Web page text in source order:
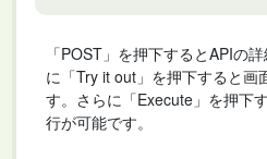
「POST」を押下するとAPIの
に「Try it out」を押下すると画
す。さらに「Execute」を押下
行が可能です。